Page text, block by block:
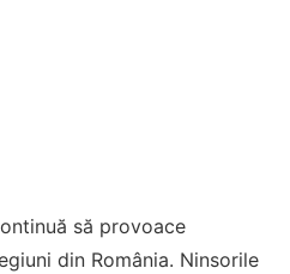
să provoace
din România. Ninsorile